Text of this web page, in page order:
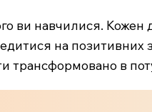
ви навчилися.
на
в